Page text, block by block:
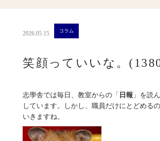
2026.05.15 コラム
笑顔っていいな。
志學舎では毎日、教室からの「 日報 」を読
しています。しかし、職員だけにとどめる
いきますね。